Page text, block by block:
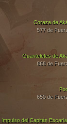
Coraza de
577 de
Guanteletes de
868 de
Impulso del Capitán
650 de